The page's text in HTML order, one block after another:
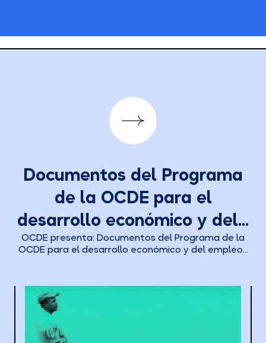
Documentos del Programa
de la OCDE para el
desarrollo económico y del...
OCDE presenta: Documentos del Programa de la
OCDE para el desarrollo económico y del empleo...